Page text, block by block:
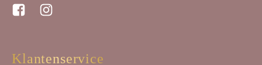
Klantenservice